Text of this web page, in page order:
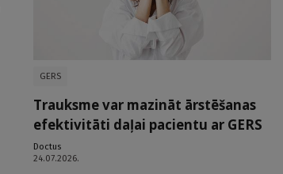
GERS
Trauksme var mazināt ārstēšanas
efektivitāti daļai pacientu ar GERS
Doctus
24.07.2026.